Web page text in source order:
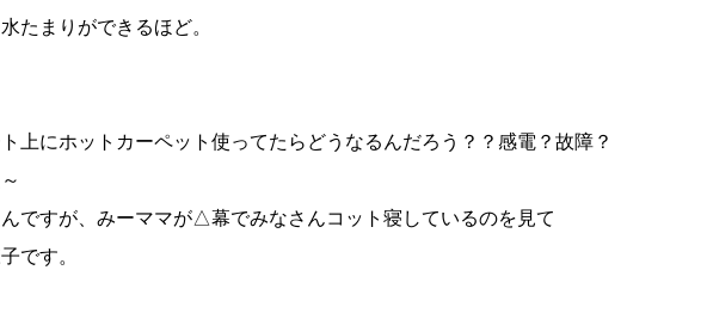
たまりができるほど。
上にホットカーペット使ってたらどうなるんだろう？？感電？故障？
ですが、みーママが△幕でみなさんコット寝しているのを見て
です。